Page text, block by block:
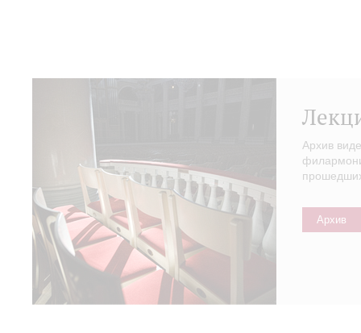
Архив
Архив